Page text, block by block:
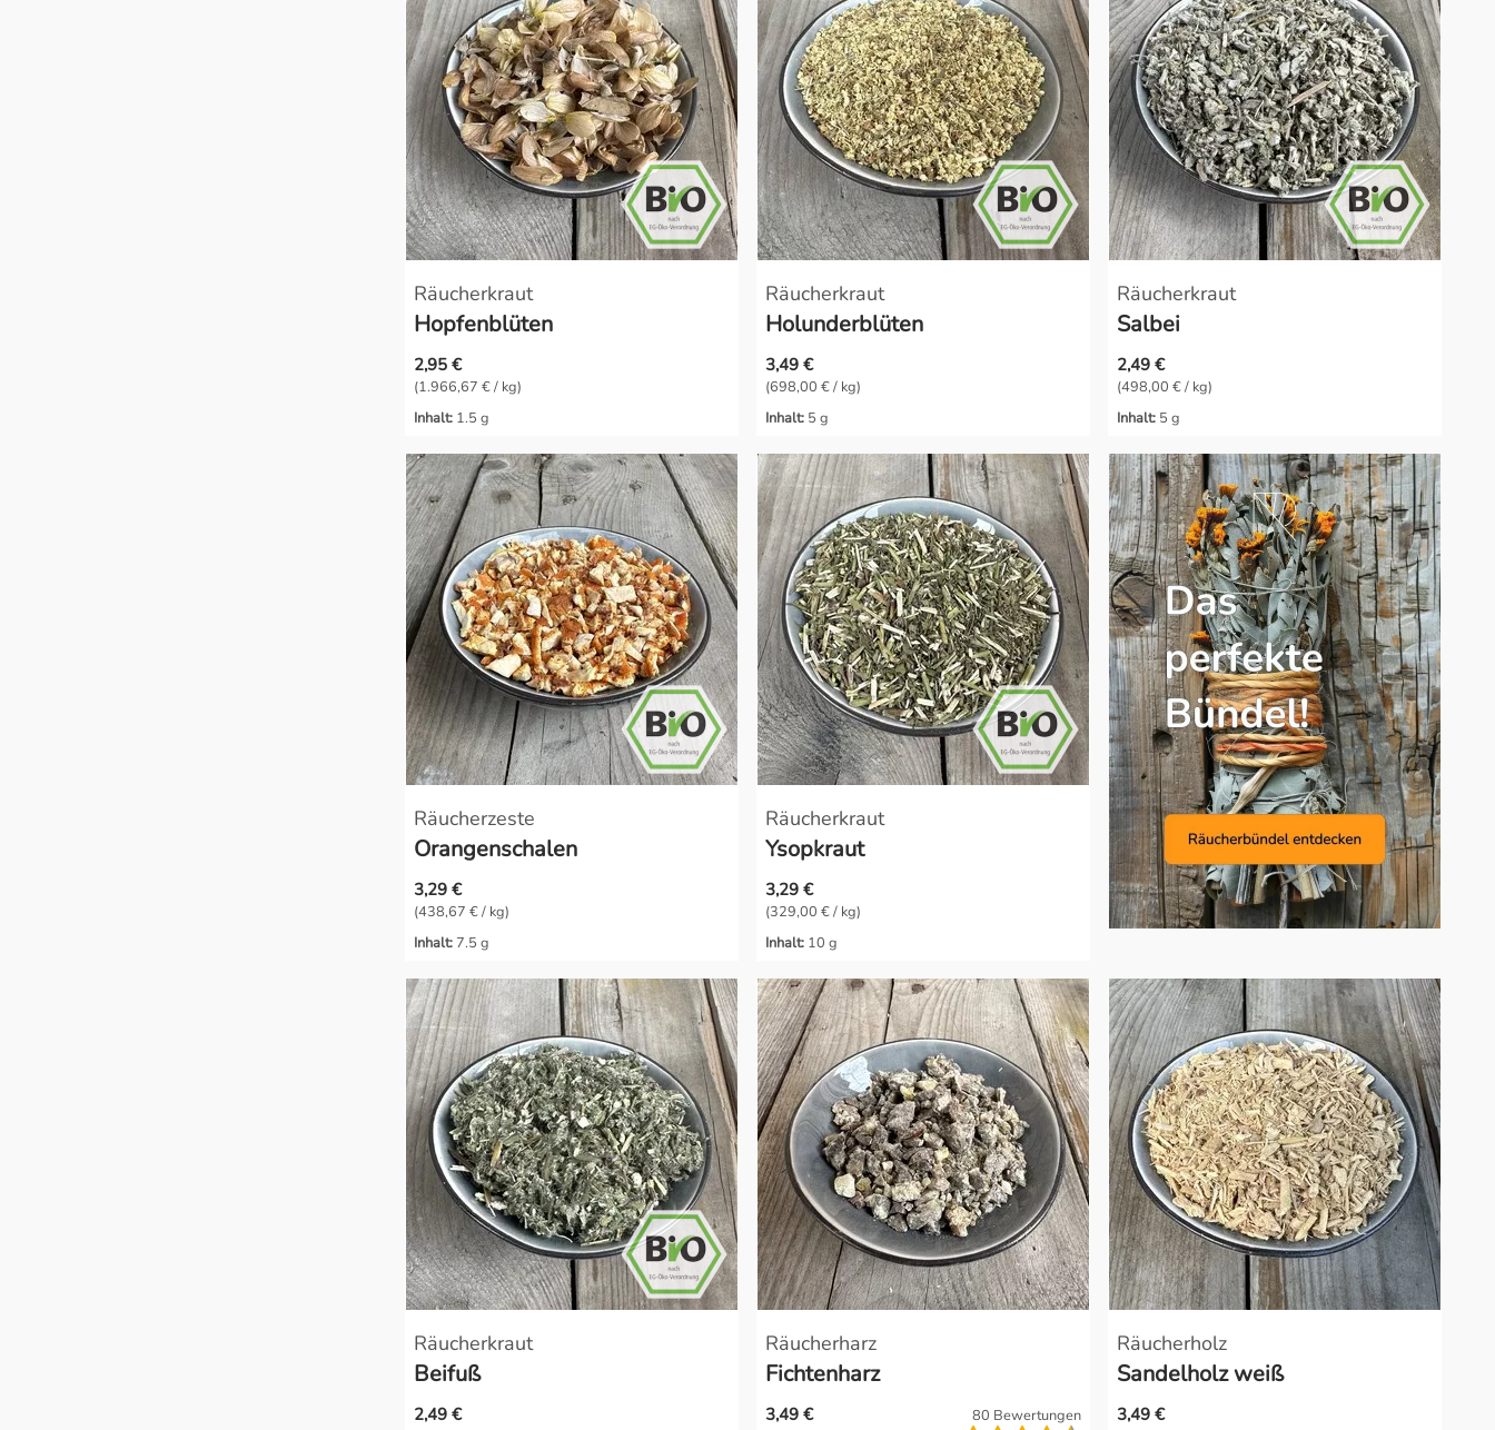
Räucherkraut
Hopfenblüten
2,95 €
(1.966,67 € / kg)
Inhalt: 1.5 g
Räucherkraut
Holunderblüten
3,49 €
(698,00 € / kg)
Inhalt: 5 g
Räucherkraut
Salbei
2,49 €
(498,00 € / kg)
Inhalt: 5 g
Räucherzeste
Orangenschalen
3,29 €
(438,67 € / kg)
Inhalt: 7.5 g
Räucherkraut
Ysopkraut
3,29 €
(329,00 € / kg)
Inhalt: 10 g
Räucherkraut
Beifuß
2,49 €
Räucherharz
Fichtenharz
3,49 € 80 Bewertungen
Räucherholz
Sandelholz weiß
3,49 €